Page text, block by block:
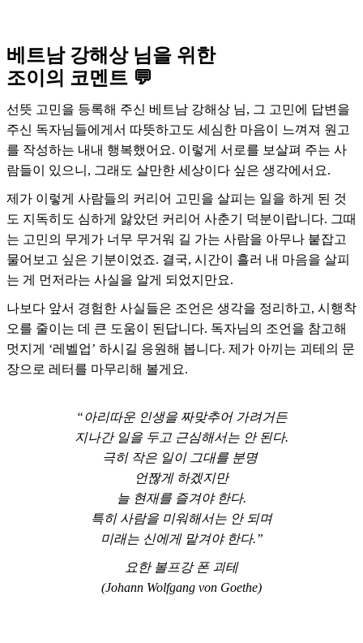
베트남 강해상 님을 위한
조이의 코멘트 💬
선뜻 고민을 등록해 주신 베트남 강해상 님, 그 고민에 답변을
주신 독자님들에게서 따뜻하고도 세심한 마음이 느껴져 원고
를 작성하는 내내 행복했어요. 이렇게 서로를 보살펴 주는 사
람들이 있으니, 그래도 살만한 세상이다 싶은 생각에서요.
제가 이렇게 사람들의 커리어 고민을 살피는 일을 하게 된 것
도 지독히도 심하게 앓았던 커리어 사춘기 덕분이랍니다. 그때
는 고민의 무게가 너무 무거워 길 가는 사람을 아무나 붙잡고
물어보고 싶은 기분이었죠. 결국, 시간이 흘러 내 마음을 살피
는 게 먼저라는 사실을 알게 되었지만요.
나보다 앞서 경험한 사실들은 조언은 생각을 정리하고, 시행착
오를 줄이는 데 큰 도움이 된답니다. 독자님의 조언을 참고해
멋지게 ‘레벨업’ 하시길 응원해 봅니다. 제가 아끼는 괴테의 문
장으로 레터를 마무리해 볼게요.
“아리따운 인생을 짜맞추어 가려거든
지나간 일을 두고 근심해서는 안 된다.
극히 작은 일이 그대를 분명
언짢게 하겠지만
늘 현재를 즐겨야 한다.
특히 사람을 미워해서는 안 되며
미래는 신에게 맡겨야 한다.”
요한 볼프강 폰 괴테
(Johann Wolfgang von Goethe)